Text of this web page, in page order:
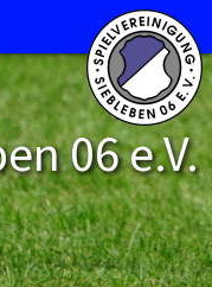
06 e.V.